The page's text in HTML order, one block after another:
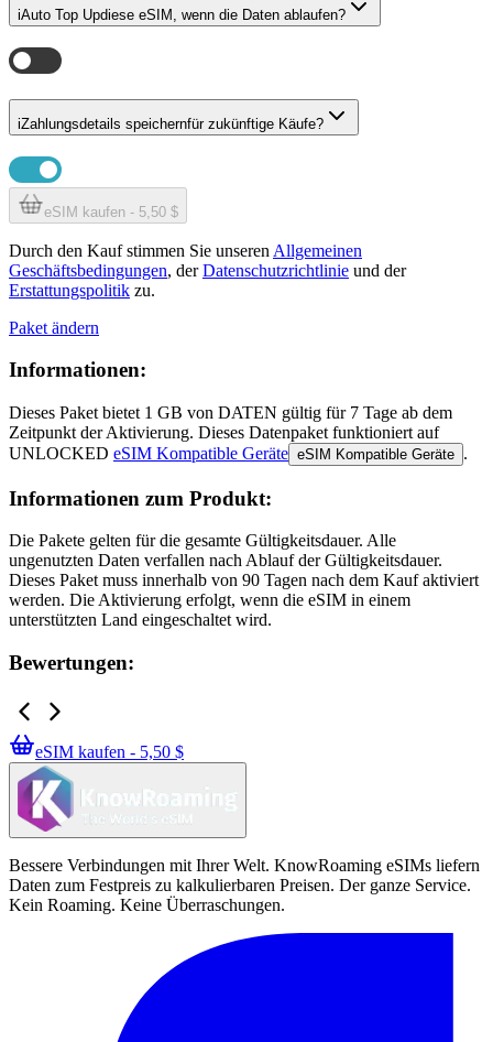
iAuto Top Updiese eSIM, wenn die Daten ablaufen?
iZahlungsdetails speichernfür zukünftige Käufe?
eSIM kaufen - 5,50 $
Durch den Kauf stimmen Sie unseren Allgemeinen
Geschäftsbedingungen, derDatenschutzrichtlinie und der
Erstattungspolitik zu.
Paket ändern
Informationen:
Dieses Paket bietet 1 GB von DATEN gültig für 7 Tage ab dem
Zeitpunkt der Aktivierung. Dieses Datenpaket funktioniert auf
UNLOCKED eSIM Kompatible Geräte eSIM Kompatible Geräte .
Informationen zum Produkt:
Die Pakete gelten für die gesamte Gültigkeitsdauer. Alle
ungenutzten Daten verfallen nach Ablauf der Gültigkeitsdauer.
Dieses Paket muss innerhalb von 90 Tagen nach dem Kauf aktiviert
werden. Die Aktivierung erfolgt, wenn die eSIM in einem
unterstützten Land eingeschaltet wird.
Bewertungen:
eSIM kaufen - 5,50 $
Bessere Verbindungen mit Ihrer Welt. KnowRoaming eSIMs liefern
Daten zum Festpreis zu kalkulierbaren Preisen. Der ganze Service.
Kein Roaming. Keine Überraschungen.